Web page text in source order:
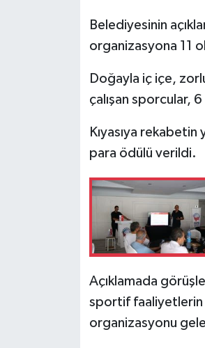
Belediyesinin
organizasyona 11
Doğayla iç içe,
çalışan sporcular,
Kıyasıya
para ödülü verildi.
Açıklamada
sportif faaliyetlerin
organizasyonu